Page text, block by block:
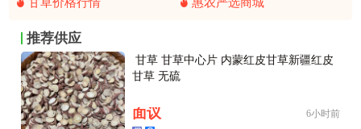
推荐供应
￼ 甘草 甘草中心片 内蒙红皮甘草新疆红皮
甘草 无硫
面议 6小时前